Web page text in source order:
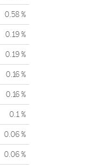
0.58 %
0.19 %
0.19 %
0.16 %
0.16 %
0.1 %
0.06 %
0.06 %